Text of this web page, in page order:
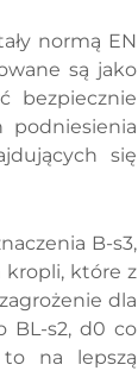
normą EN
są jako
bezpiecznie
podniesienia
się
B-s3,
kropli, które z
dla
BL-s2, d0 co
to na lepszą